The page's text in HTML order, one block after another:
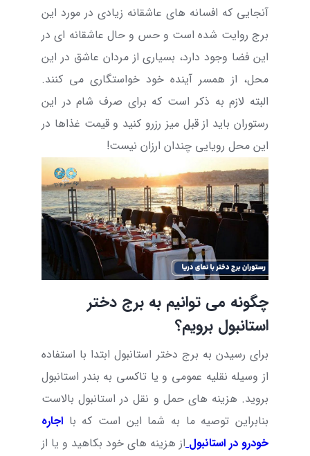
آنجایی که افسانه های عاشقانه زیادی در مورد این
برج روایت شده است و حس و حال عاشقانه ای در
این فضا وجود دارد، بسیاری از مردان عاشق در این
محل، از همسر آینده خود خواستگاری می کنند.
البته لازم به ذکر است که برای صرف شام در این
رستوران باید از قبل میز رزرو کنید و قیمت غذاها در
این محل رویایی چندان ارزان نیست!
چگونه می توانیم به برج دختر
استانبول برویم؟
برای رسیدن به برج دختر استانبول ابتدا با استفاده
از وسیله نقلیه عمومی و یا تاکسی به بندر استانبول
بروید. هزینه های حمل و نقل در استانبول بالاست
بنابراین توصیه ما به شما این است که با اجاره
خودرو در استانبول از هزینه های خود بکاهید و یا از